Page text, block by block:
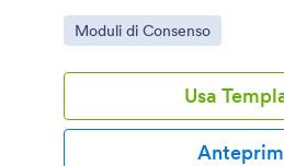
gestione delle risposte in
Go to Category:
Moduli di Consenso
Usa